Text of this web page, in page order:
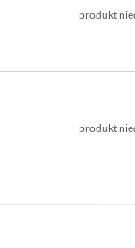
produkt
produkt